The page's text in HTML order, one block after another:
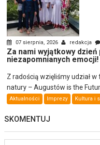
07 sierpnia, 2026 redakcja
Za nami wyjątkowy dzień
niezapomnianych emocji!
Z radością wzięliśmy udział
natury – Augustów is the
Aktualności Imprezy Kultura i
SKOMENTUJ